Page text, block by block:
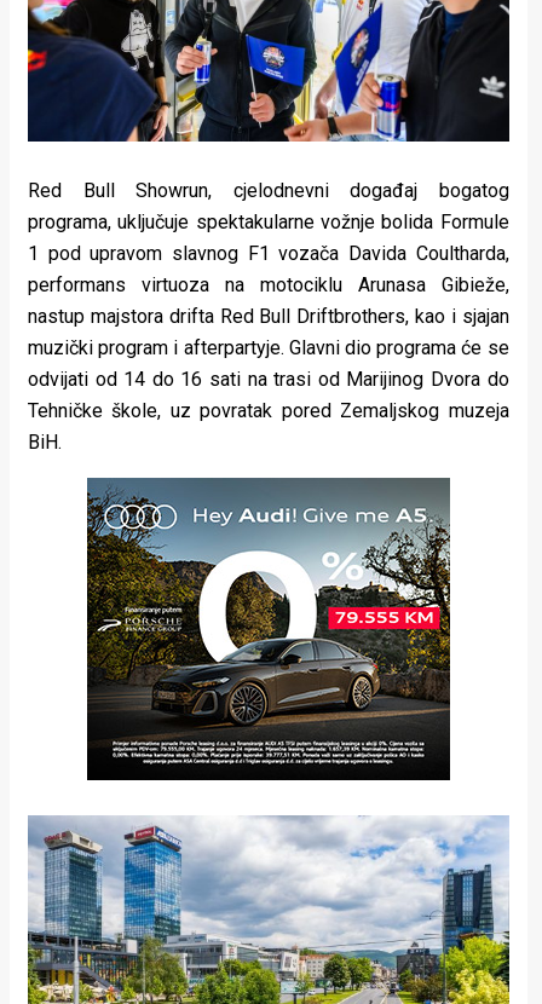
Red Bull Showrun, cjelodnevni događaj bogatog
programa, uključuje spektakularne vožnje bolida Formule
1 pod upravom slavnog F1 vozača Davida Coultharda,
performans virtuoza na motociklu Arunasa Gibieže,
nastup majstora drifta Red Bull Driftbrothers, kao i sjajan
muzički program i afterpartyje. Glavni dio programa će se
odvijati od 14 do 16 sati na trasi od Marijinog Dvora do
Tehničke škole, uz povratak pored Zemaljskog muzeja
BiH.